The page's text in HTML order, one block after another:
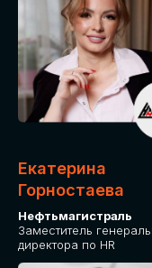
Екатерина
Горностаева
Нефтьмагистраль
Заместитель
директора по HR
Приглашаем стать
TECH FORUM и
решения целевой
рады сотрудничеству!
СТАНЬТЕ
IT Solutions for